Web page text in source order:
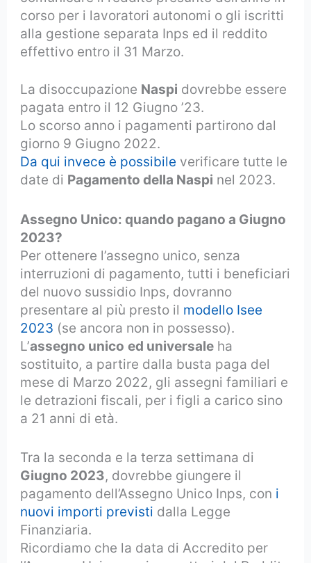
corso per i lavoratori autonomi o gli iscritti
alla gestione separata Inps ed il reddito
effettivo entro il 31 Marzo.
La disoccupazione Naspi dovrebbe essere
pagata entro il 12 Giugno ’23.
Lo scorso anno i pagamenti partirono dal
giorno 9 Giugno 2022.
Da qui invece è possibile verificare tutte le
date di Pagamento della Naspi nel 2023.
Assegno Unico: quando pagano a Giugno
2023?
Per ottenere l’assegno unico, senza
interruzioni di pagamento, tutti i beneficiari
del nuovo sussidio Inps, dovranno
presentare al più presto il modello Isee
2023 (se ancora non in possesso).
L’assegno unico ed universale ha
sostituito, a partire dalla busta paga del
mese di Marzo 2022, gli assegni familiari e
le detrazioni fiscali, per i figli a carico sino
a 21 anni di età.
Tra la seconda e la terza settimana di
Giugno 2023, dovrebbe giungere il
pagamento dell’Assegno Unico Inps, con i
nuovi importi previsti dalla Legge
Finanziaria.
Ricordiamo che la data di Accredito per